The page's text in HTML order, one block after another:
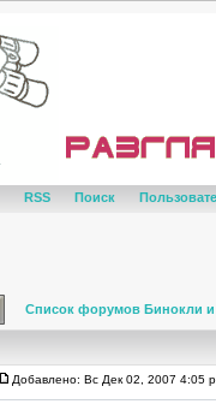
RSS Поиск
Список форумов Бинокли и
Добавлено: Вс Дек 02, 2007 4:05